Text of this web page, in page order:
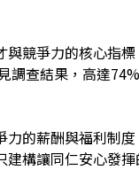
競爭力的核心指
查結果，高達
的薪酬與福利制
構讓同仁安心發